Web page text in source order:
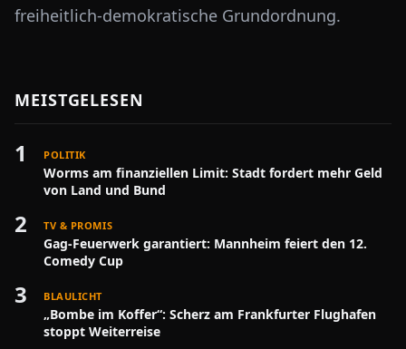
freiheitlich-demokratische Grundordnung.
MEISTGELESEN
1 POLITIK
Worms am finanziellen Limit: Stadt fordert mehr Geld
von Land und Bund
2 TV & PROMIS
Gag-Feuerwerk garantiert: Mannheim feiert den 12.
Comedy Cup
3 BLAULICHT
„Bombe im Koffer“: Scherz am Frankfurter Flughafen
stoppt Weiterreise